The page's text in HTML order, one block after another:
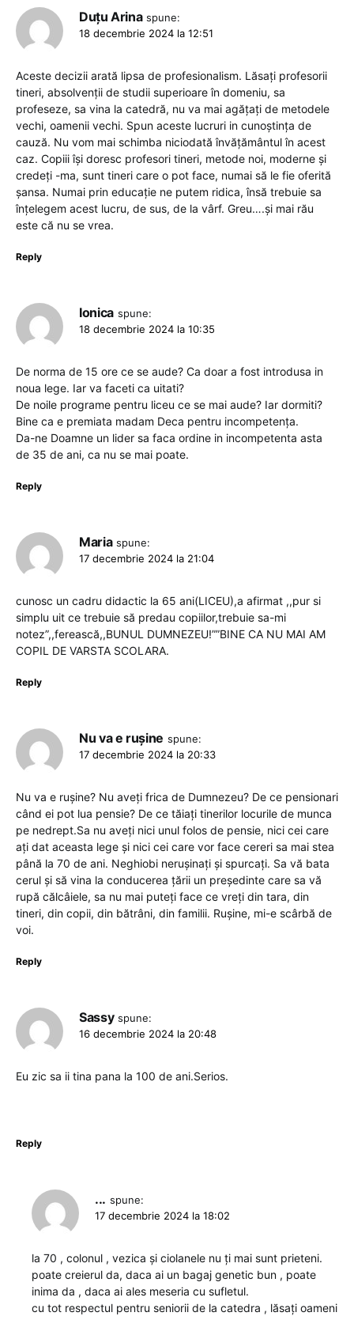
Duțu Arina spune:
18 decembrie 2024 la 12:51
Aceste decizii arată lipsa de profesionalism. Lăsați profesorii
tineri, absolvenții de studii superioare în domeniu, sa
profeseze, sa vina la catedră, nu va mai agățați de metodele
vechi, oamenii vechi. Spun aceste lucruri in cunoștința de
cauză. Nu vom mai schimba niciodată învățământul în acest
caz. Copiii își doresc profesori tineri, metode noi, moderne și
credeți -ma, sunt tineri care o pot face, numai să le fie oferită
șansa. Numai prin educație ne putem ridica, însă trebuie sa
înțelegem acest lucru, de sus, de la vârf. Greu….și mai rău
este că nu se vrea.
Reply
Ionica spune:
18 decembrie 2024 la 10:35
De norma de 15 ore ce se aude? Ca doar a fost introdusa in
noua lege. Iar va faceti ca uitati?
De noile programe pentru liceu ce se mai aude? Iar dormiti?
Bine ca e premiata madam Deca pentru incompetența.
Da-ne Doamne un lider sa faca ordine in incompetenta asta
de 35 de ani, ca nu se mai poate.
Reply
Maria spune:
17 decembrie 2024 la 21:04
cunosc un cadru didactic la 65 ani(LICEU),a afirmat ,,pur si
simplu uit ce trebuie să predau copiilor,trebuie sa-mi
notez”,,ferească,,BUNUL DUMNEZEU!””BINE CA NU MAI AM
COPIL DE VARSTA SCOLARA.
Reply
Nu va e rușine spune:
17 decembrie 2024 la 20:33
Nu va e rușine? Nu aveți frica de Dumnezeu? De ce pensionari
când ei pot lua pensie? De ce tăiați tinerilor locurile de munca
pe nedrept.Sa nu aveți nici unul folos de pensie, nici cei care
ați dat aceasta lege și nici cei care vor face cereri sa mai stea
până la 70 de ani. Neghiobi nerușinați și spurcați. Sa vă bata
cerul și să vina la conducerea țării un președinte care sa vă
rupă călcâiele, sa nu mai puteți face ce vreți din tara, din
tineri, din copii, din bătrâni, din familii. Rușine, mi-e scârbă de
voi.
Reply
Sassy spune:
16 decembrie 2024 la 20:48
Eu zic sa ii tina pana la 100 de ani.Serios.
Reply
... spune:
17 decembrie 2024 la 18:02
la 70 , colonul , vezica și ciolanele nu ți mai sunt prieteni.
poate creierul da, daca ai un bagaj genetic bun , poate
inima da , daca ai ales meseria cu sufletul.
cu tot respectul pentru seniorii de la catedra , lăsați oameni